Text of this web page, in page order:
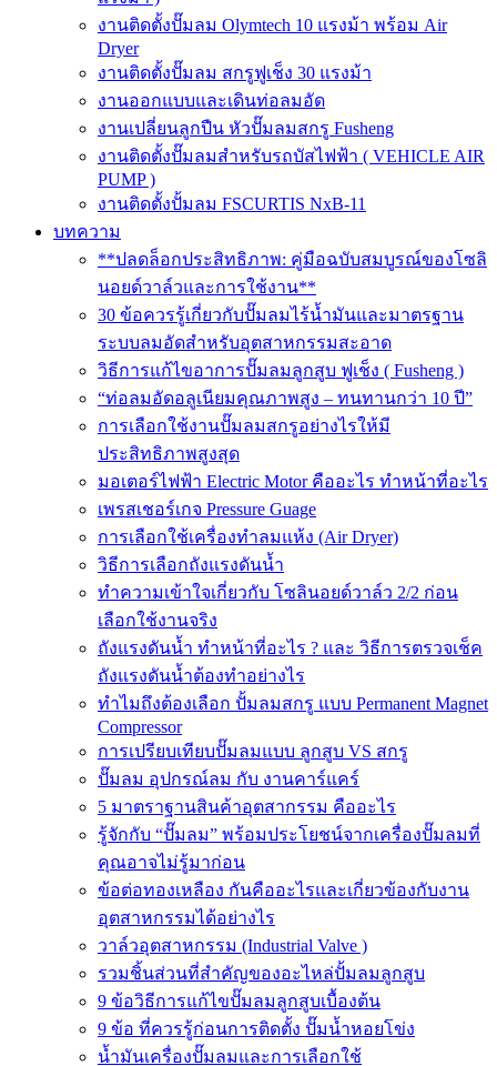
งานติดตั้งปั๊มลม Olymtech 10 แรงม้า พร้อม Air
Dryer
งานติดตั้งปั๊มลม สกรูฟูเช็ง 30 แรงม้า
งานออกแบบและเดินท่อลมอัด
งานเปลี่ยนลูกปืน หัวปั๊มลมสกรู Fusheng
งานติดตั้งปั๊มลมสำหรับรถบัสไฟฟ้า ( VEHICLE AIR
PUMP )
งานติดตั้งปั้มลม FSCURTIS NxB-11
บทความ
**ปลดล็อกประสิทธิภาพ: คู่มือฉบับสมบูรณ์ของโซลิ
นอยด์วาล์วและการใช้งาน**
30 ข้อควรรู้เกี่ยวกับปั๊มลมไร้น้ำมันและมาตรฐาน
ระบบลมอัดสำหรับอุตสาหกรรมสะอาด
วิธีการแก้ไขอาการปั๊มลมลูกสูบ ฟูเช็ง ( Fusheng )
“ท่อลมอัดอลูเนียมคุณภาพสูง – ทนทานกว่า 10 ปี”
การเลือกใช้งานปั๊มลมสกรูอย่างไรให้มี
ประสิทธิภาพสูงสุด
มอเตอร์ไฟฟ้า Electric Motor คืออะไร ทำหน้าที่อะไร
เพรสเชอร์เกจ Pressure Guage
การเลือกใช้เครื่องทำลมแห้ง (Air Dryer)
วิธีการเลือกถังแรงดันน้ำ
ทำความเข้าใจเกี่ยวกับ โซลินอยด์วาล์ว 2/2 ก่อน
เลือกใช้งานจริง
ถังแรงดันน้ำ ทำหน้าที่อะไร ? และ วิธีการตรวจเช็ค
ถังแรงดันน้ำต้องทำอย่างไร
ทำไมถึงต้องเลือก ปั้มลมสกรู แบบ Permanent Magnet
Compressor
การเปรียบเทียบปั๊มลมแบบ ลูกสูบ VS สกรู
ปั๊มลม อุปกรณ์ลม กับ งานคาร์แคร์
5 มาตราฐานสินค้าอุตสากรรม คืออะไร
รู้จักกับ “ปั๊มลม” พร้อมประโยชน์จากเครื่องปั๊มลมที่
คุณอาจไม่รู้มาก่อน
ข้อต่อทองเหลือง กันคืออะไรและเกี่ยวข้องกับงาน
อุตสาหกรรมได้อย่างไร
วาล์วอุตสาหกรรม (Industrial Valve )
รวมชิ้นส่วนที่สำคัญของอะไหล่ปั้มลมลูกสูบ
9 ข้อวิธีการแก้ไขปั๊มลมลูกสูบเบื้องต้น
9 ข้อ ที่ควรรู้ก่อนการติดตั้ง ปั๊มน้ำหอยโข่ง
น้ำมันเครื่องปั๊มลมและการเลือกใช้